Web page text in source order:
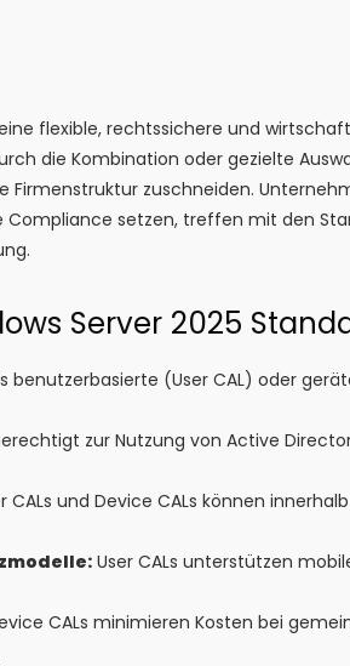
flexible, rechtssichere und
die Kombination oder gezielte
Firmenstruktur zuschneiden.
setzen, treffen mit den
Server 2025
benutzerbasierte (User CAL) oder
zur Nutzung von Active
CALs und Device CALs können
User CALs unterstützen
CALs minimieren Kosten bei